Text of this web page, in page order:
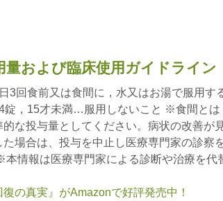
量および臨床使用ガイドライン
3回食前又は食間に，水又はお湯で服用す
錠，15才未満…服用しないこと ※食間とは
的な投与量としてください。病状の改善が
場合は、投与を中止し医療専門家の診察
情報は医療専門家による診断や治療を代
の真実』がAmazonで好評発売中！